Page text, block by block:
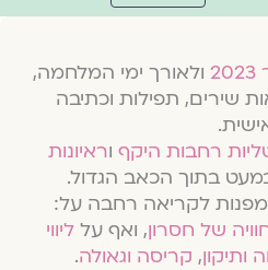
ולאורך ימי המלחמה,
שירים, תפילות וכתיבה
רחבות היקףוראיונות
בתוך הכאב הגדול.
לקריאה רחבה על:
של חסרון, ואף עלליווי
,קריסה וגאולה.